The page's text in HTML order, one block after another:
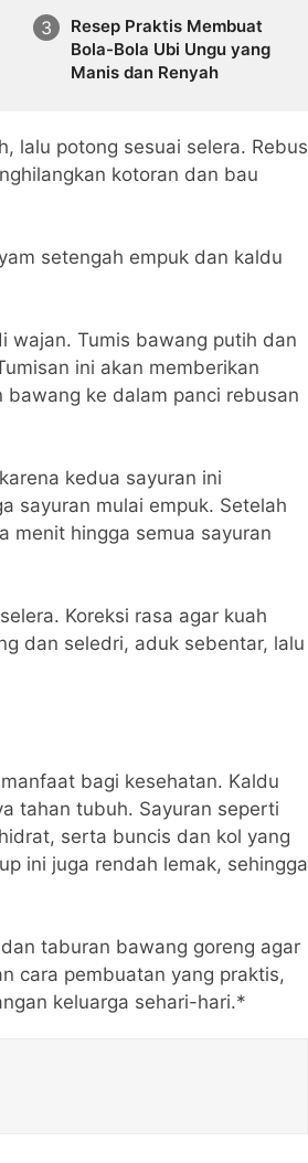
Resep Praktis Membuat
Bola-Bola Ubi Ungu yang
Manis dan Renyah
lalu potong sesuai selera. Rebus
kotoran dan bau
setengah empuk dan kaldu
wajan. Tumis bawang putih dan
ini akan memberikan
ke dalam panci rebusan
kedua sayuran ini
sayuran mulai empuk. Setelah
menit hingga semua sayuran
Koreksi rasa agar kuah
dan seledri, aduk sebentar, lalu
bagi kesehatan. Kaldu
tahan tubuh. Sayuran seperti
serta buncis dan kol yang
ini juga rendah lemak, sehingga
taburan bawang goreng agar
cara pembuatan yang praktis,
keluarga sehari-hari.*